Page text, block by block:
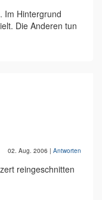
Im Hintergrund
Die Anderen tun
02. Aug. 2006 | Antworten
reingeschnitten